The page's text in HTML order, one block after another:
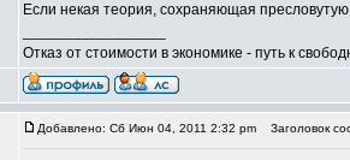
Если некая теория, сохраняющая
Отказ от стоимости в экономике - путь к
Добавлено: Сб Июн 04, 2011 2:32 pm Заголовок